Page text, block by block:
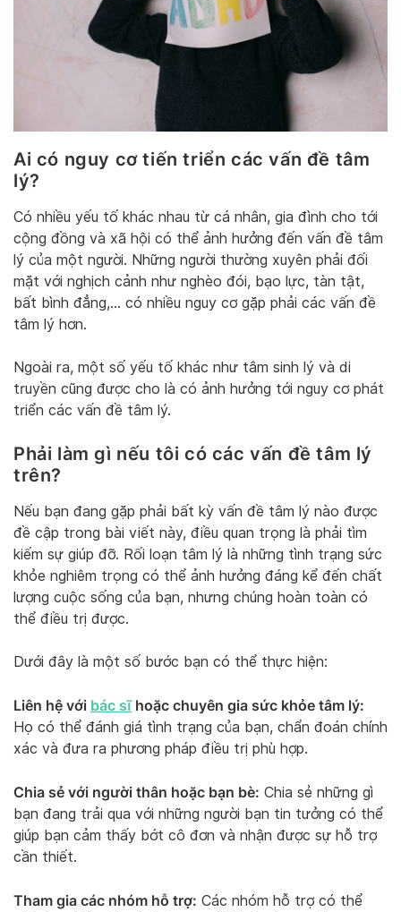
Ai có nguy cơ tiến triển các vấn đề tâm
lý?
Có nhiều yếu tố khác nhau từ cá nhân, gia đình cho tới
cộng đồng và xã hội có thể ảnh hưởng đến vấn đề tâm
lý của một người. Những người thường xuyên phải đối
mặt với nghịch cảnh như nghèo đói, bạo lực, tàn tật,
bất bình đẳng,… có nhiều nguy cơ gặp phải các vấn đề
tâm lý hơn.
Ngoài ra, một số yếu tố khác như tâm sinh lý và di
truyền cũng được cho là có ảnh hưởng tới nguy cơ phát
triển các vấn đề tâm lý.
Phải làm gì nếu tôi có các vấn đề tâm lý
trên?
Nếu bạn đang gặp phải bất kỳ vấn đề tâm lý nào được
đề cập trong bài viết này, điều quan trọng là phải tìm
kiếm sự giúp đỡ. Rối loạn tâm lý là những tình trạng sức
khỏe nghiêm trọng có thể ảnh hưởng đáng kể đến chất
lượng cuộc sống của bạn, nhưng chúng hoàn toàn có
thể điều trị được.
Dưới đây là một số bước bạn có thể thực hiện:
Liên hệ với bác sĩhoặc chuyên gia sức khỏe tâm lý:
Họ có thể đánh giá tình trạng của bạn, chẩn đoán chính
xác và đưa ra phương pháp điều trị phù hợp.
Chia sẻ với người thân hoặc bạn bè: Chia sẻ những gì
bạn đang trải qua với những người bạn tin tưởng có thể
giúp bạn cảm thấy bớt cô đơn và nhận được sự hỗ trợ
cần thiết.
Tham gia các nhóm hỗ trợ: Các nhóm hỗ trợ có thể